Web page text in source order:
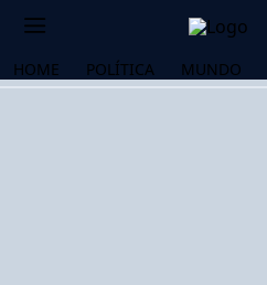
HOME POLÍTICA MUNDO